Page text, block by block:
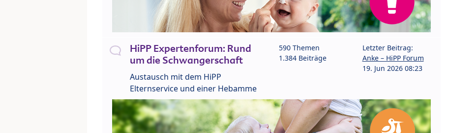
HiPP Expertenforum: Rund
um die Schwangerschaft
Austausch mit dem HiPP
Elternservice und einer Hebamme
590 Themen
1.384 Beiträge
Letzter Beitrag:
Anke – HiPP Forum
19. Jun 2026 08:23